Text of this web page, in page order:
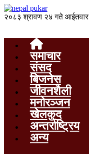
२०८३ श्रावण २४ गते आईतवार
समाचार
संसद
बिजनेस
जीवनशैली
मनोरञ्जन
खेलकुद
अन्तर्राष्ट्रिय
अन्य